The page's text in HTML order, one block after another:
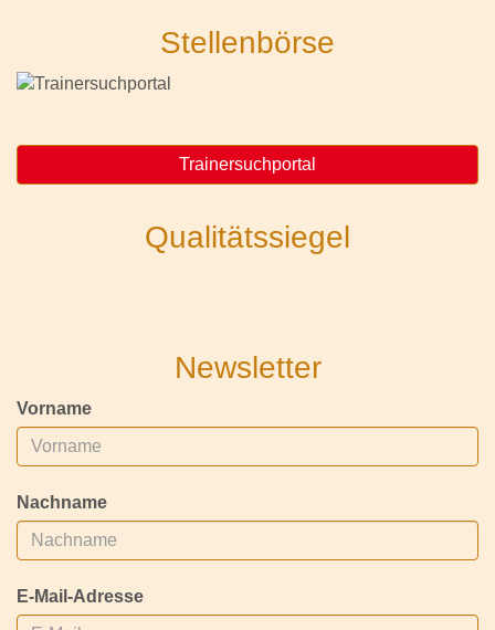
Stellenbörse
Trainersuchportal
Qualitätssiegel
Newsletter
Vorname
Nachname
E-Mail-Adresse